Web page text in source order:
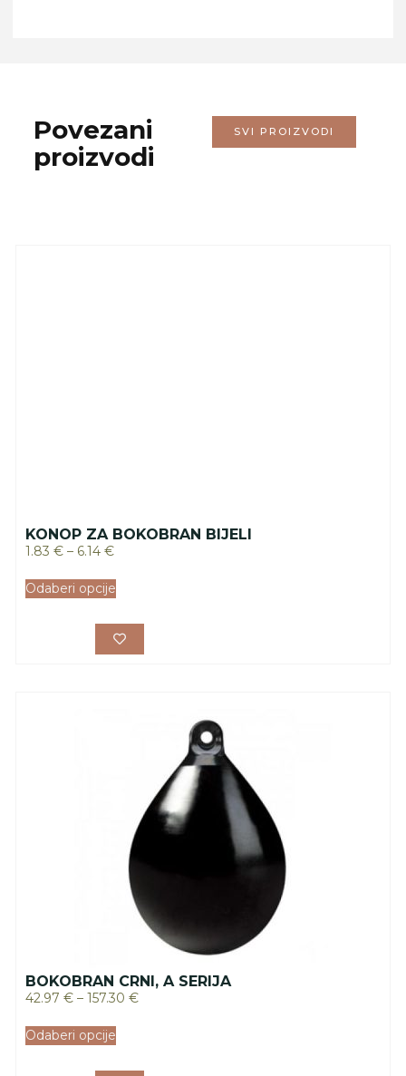
Povezani
proizvodi
SVI PROIZVODI
KONOP ZA BOKOBRAN BIJELI
1.83 € – 6.14 €
Odaberi opcije
BOKOBRAN CRNI, A SERIJA
42.97 € – 157.30 €
Odaberi opcije